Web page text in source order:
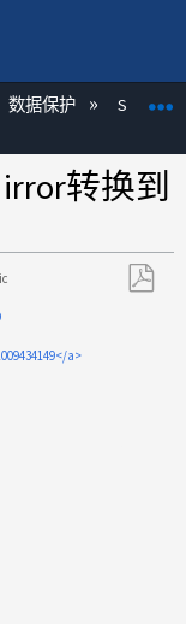
数据保护
转换到
a>